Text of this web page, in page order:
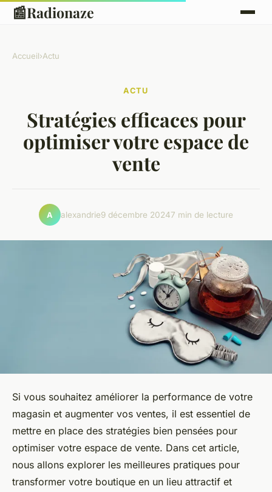
📰Radionaze
Accueil›Actu
ACTU
Stratégies efficaces pour
optimiser votre espace de
vente
A alexandrie9 décembre 20247 min de lecture
Si vous souhaitez améliorer la performance de votre
magasin et augmenter vos ventes, il est essentiel de
mettre en place des stratégies bien pensées pour
optimiser votre espace de vente. Dans cet article,
nous allons explorer les meilleures pratiques pour
transformer votre boutique en un lieu attractif et